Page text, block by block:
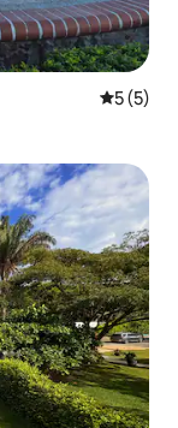
平均评分
5 (5)